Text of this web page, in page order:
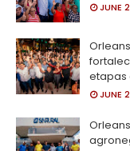
JUNE
etapas
JUNE